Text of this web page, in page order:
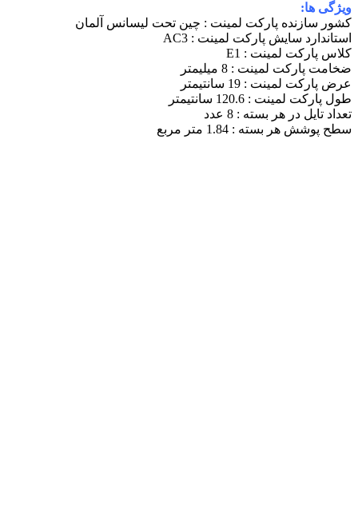
ویژگی ها:
کشور سازنده پارکت لمینت : چین تحت لیسانس آلمان
استاندارد سایش پارکت لمینت : AC3
کلاس پارکت لمینت : E1
ضخامت پارکت لمینت : 8 میلیمتر
عرض پارکت لمینت : 19 سانتیمتر
طول پارکت لمینت : 120.6 سانتیمتر
تعداد تایل در هر بسته : 8 عدد
سطح پوشش هر بسته : 1.84 متر مربع